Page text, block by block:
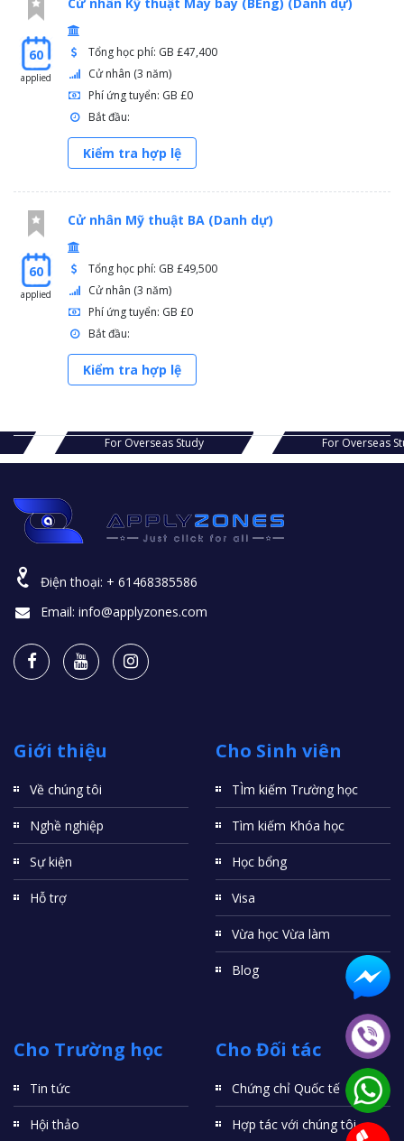
60
applied
Tổng học phí: GB £47,400
Cử nhân (3 năm)
Phí ứng tuyển: GB £0
Bắt đầu:
Kiểm tra hợp lệ
60
applied
Cử nhân Mỹ thuật BA (Danh dự)
Tổng học phí: GB £49,500
Cử nhân (3 năm)
Phí ứng tuyển: GB £0
Bắt đầu:
Kiểm tra hợp lệ
Study For Overseas Study For
Điện thoại: + 61468385586
Email: info@applyzones.com
Giới thiệu
Về chúng tôi
Nghề nghiệp
Sự kiện
Hỗ trợ
Cho Sinh viên
TÌm kiếm Trường học
Tìm kiếm Khóa học
Học bổng
Visa
Vừa học Vừa làm
Blog
Cho Trường học
Tin tức
Hội thảo
Cho Đối tác
Chứng chỉ Quốc tế
Hợp tác với chúng tôi